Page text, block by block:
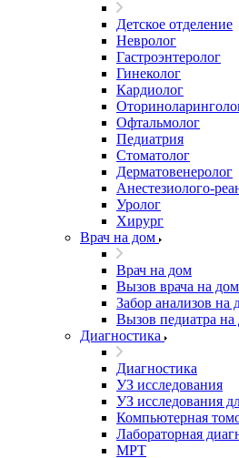
Детское отделение
Невролог
Гастроэнтеролог
Гинеколог
Кардиолог
Офтальмолог
Педиатрия
Стоматолог
Дерматовенеролог
Анестезиолого-
Уролог
Хирург
Врач на дом
Врач на дом
Вызов врача на дом
Забор анализов на
Вызов педиатра на
Диагностика
Диагностика
УЗ исследования
УЗ исследования
Компьютерная
Лабораторная
МРТ